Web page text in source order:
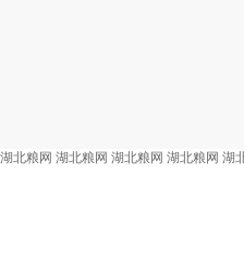
湖北粮网 湖北粮网 湖北粮网 湖北粮网 湖